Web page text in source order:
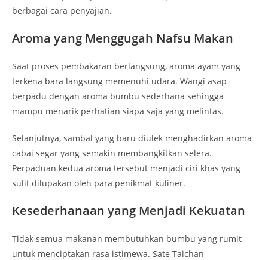
berbagai cara penyajian.
Aroma yang Menggugah Nafsu Makan
Saat proses pembakaran berlangsung, aroma ayam yang
terkena bara langsung memenuhi udara. Wangi asap
berpadu dengan aroma bumbu sederhana sehingga
mampu menarik perhatian siapa saja yang melintas.
Selanjutnya, sambal yang baru diulek menghadirkan aroma
cabai segar yang semakin membangkitkan selera.
Perpaduan kedua aroma tersebut menjadi ciri khas yang
sulit dilupakan oleh para penikmat kuliner.
Kesederhanaan yang Menjadi Kekuatan
Tidak semua makanan membutuhkan bumbu yang rumit
untuk menciptakan rasa istimewa. Sate Taichan